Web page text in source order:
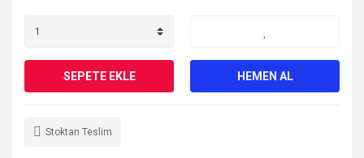
SEPETE EKLE HEMEN AL
Stoktan Teslim